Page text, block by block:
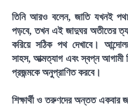
তিনি আরও বলেন, জাতি যখনই
পড়বে, তখন এই জাদুঘর অতীতের
করিয়ে সঠিক পথ দেখাবে।
সাহস, আত্মত্যাগ এবং স্বপ্ন আগামী
প্রজন্মকে অনুপ্রাণিত করবে।
শিক্ষার্থী ও তরুণদের অন্তত একবার